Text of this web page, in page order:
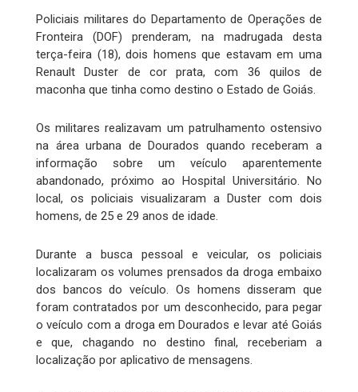
Policiais militares do Departamento de Operações de
Fronteira (DOF) prenderam, na madrugada desta
terça-feira (18), dois homens que estavam em uma
Renault Duster de cor prata, com 36 quilos de
maconha que tinha como destino o Estado de Goiás.
Os militares realizavam um patrulhamento ostensivo
na área urbana de Dourados quando receberam a
informação sobre um veículo aparentemente
abandonado, próximo ao Hospital Universitário. No
local, os policiais visualizaram a Duster com dois
homens, de 25 e 29 anos de idade.
Durante a busca pessoal e veicular, os policiais
localizaram os volumes prensados da droga embaixo
dos bancos do veículo. Os homens disseram que
foram contratados por um desconhecido, para pegar
o veículo com a droga em Dourados e levar até Goiás
e que, chagando no destino final, receberiam a
localização por aplicativo de mensagens.